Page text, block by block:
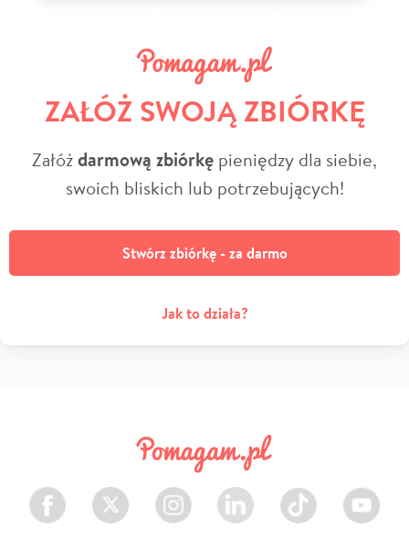
ZAŁÓŻ SWOJĄ ZBIÓRKĘ
Załóżdarmową zbiórkę pieniędzy dla siebie,
swoich bliskich lub potrzebujących!
Stwórz zbiórkę - za darmo
Jak to działa?
Facebook Twitter Instagram LinkedIn TikTok Youtube